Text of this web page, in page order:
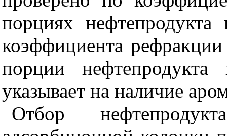
порциях нефтепродукта
коэффициента
порции
указывает на наличие
Отбор